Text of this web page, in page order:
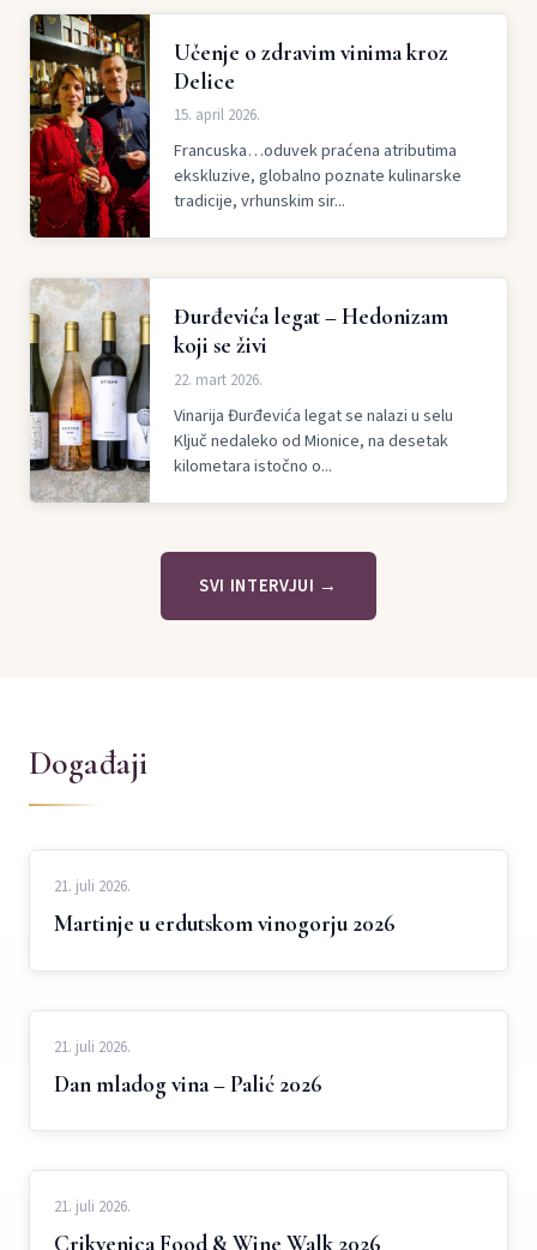
Učenje o zdravim vinima kroz
Delice
15. april 2026.
Francuska…oduvek praćena atributima
ekskluzive, globalno poznate kulinarske
tradicije, vrhunskim sir...
Đurđevića legat – Hedonizam
koji se živi
22. mart 2026.
Vinarija Đurđevića legat se nalazi u selu
Ključ nedaleko od Mionice, na desetak
kilometara istočno o...
SVI INTERVJUI →
Događaji
21. juli 2026.
Martinje u erdutskom vinogorju 2026
21. juli 2026.
Dan mladog vina – Palić 2026
21. juli 2026.
Crikvenica Food & Wine Walk 2026